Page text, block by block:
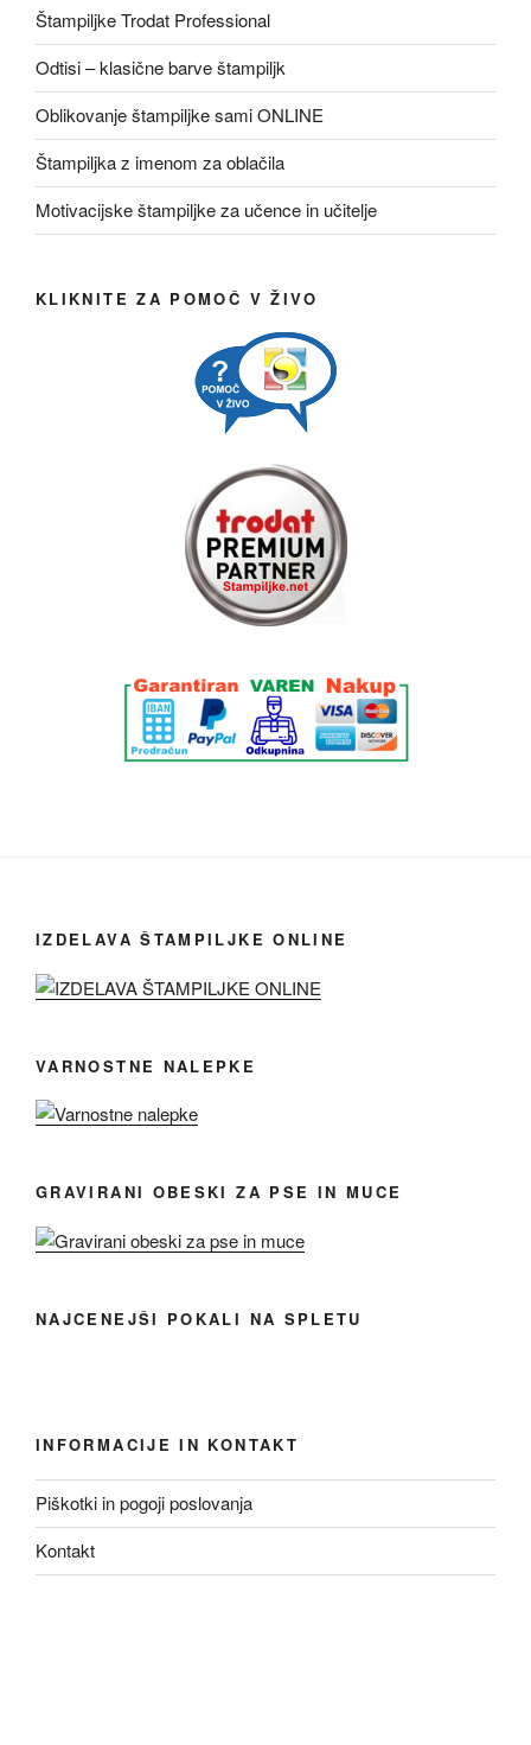
Štampiljke Trodat Professional
Odtisi – klasične barve štampiljk
Oblikovanje štampiljke sami ONLINE
Štampiljka z imenom za oblačila
Motivacijske štampiljke za učence in učitelje
KLIKNITE ZA POMOČ V ŽIVO
IZDELAVA ŠTAMPILJKE ONLINE
VARNOSTNE NALEPKE
GRAVIRANI OBESKI ZA PSE IN MUCE
NAJCENEJŠI POKALI NA SPLETU
INFORMACIJE IN KONTAKT
Piškotki in pogoji poslovanja
Kontakt